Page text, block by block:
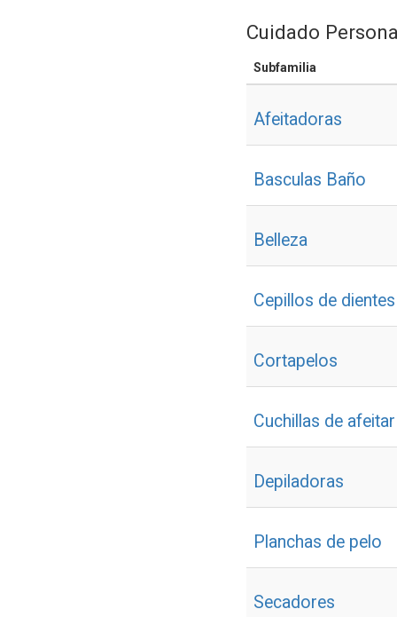
Cuidado
Subfamilia
Afeitadoras
Basculas Baño
Belleza
Cepillos de dientes
Cortapelos
Cuchillas de afeitar
Depiladoras
Planchas de pelo
Secadores